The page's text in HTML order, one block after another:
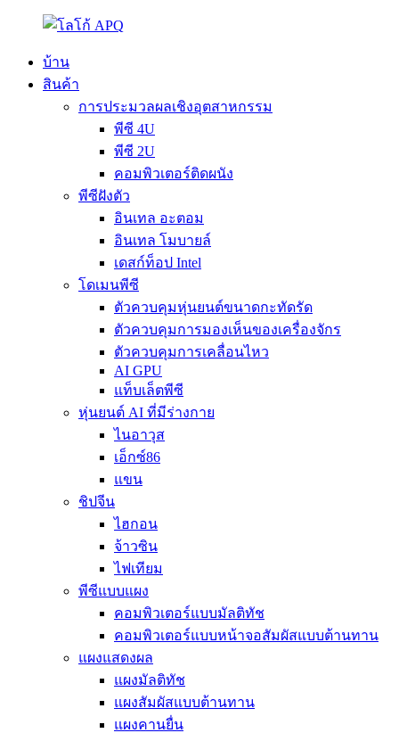
บ้าน
สินค้า
การประมวลผลเชิงอุตสาหกรรม
พีซี 4U
พีซี 2U
คอมพิวเตอร์ติดผนัง
พีซีฝังตัว
อินเทล อะตอม
อินเทล โมบายล์
เดสก์ท็อป Intel
โดเมนพีซี
ตัวควบคุมหุ่นยนต์ขนาดกะทัดรัด
ตัวควบคุมการมองเห็นของเครื่องจักร
ตัวควบคุมการเคลื่อนไหว
AI GPU
แท็บเล็ตพีซี
หุ่นยนต์ AI ที่มีร่างกาย
ไนอาวุส
เอ็กซ์86
แขน
ชิปจีน
ไฮกอน
จ้าวซิน
ไฟเทียม
พีซีแบบแผง
คอมพิวเตอร์แบบมัลติทัช
คอมพิวเตอร์แบบหน้าจอสัมผัสแบบต้านทาน
แผงแสดงผล
แผงมัลติทัช
แผงสัมผัสแบบต้านทาน
แผงคานยื่น